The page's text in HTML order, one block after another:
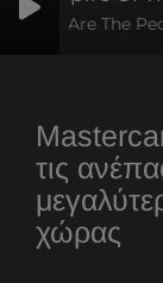
We Are The
τις
χώρας